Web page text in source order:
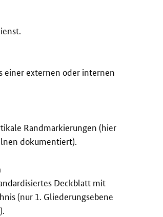
einer externen oder internen
Randmarkierungen (hier
dokumentiert).
Deckblatt mit
(nur 1. Gliederungsebene